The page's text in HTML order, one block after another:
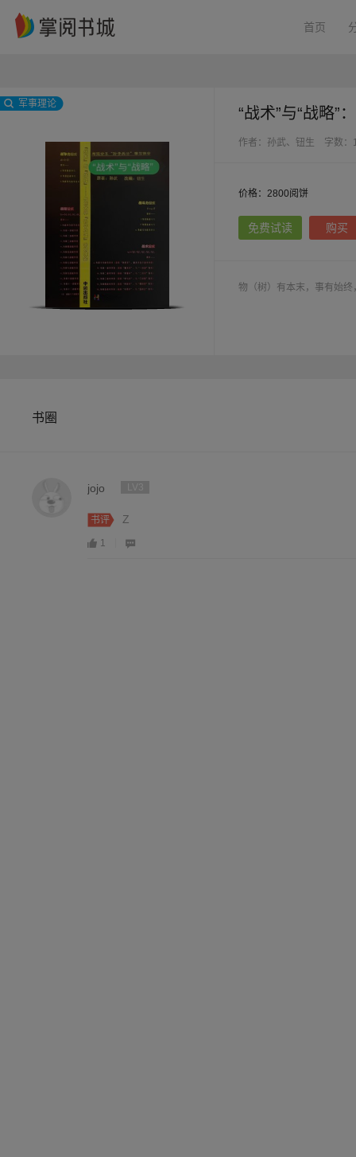
首页
军事理论
“战术”与“战略”
作者：孙武、钮生 字数：
价格：2800阅饼
免费试读 购买
物（树）有本末，事有始
书圈
jojo
书评 Z
1